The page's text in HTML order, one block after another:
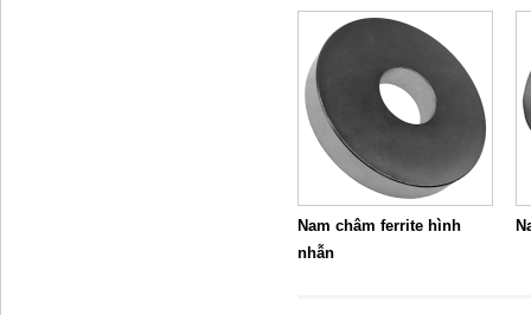
Nam châm ferrite hình
nhẫn